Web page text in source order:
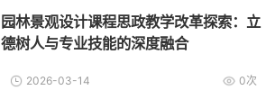
园林景观设计课程思政教学改革探索：立
德树人与专业技能的深度融合
0次
2026-03-14